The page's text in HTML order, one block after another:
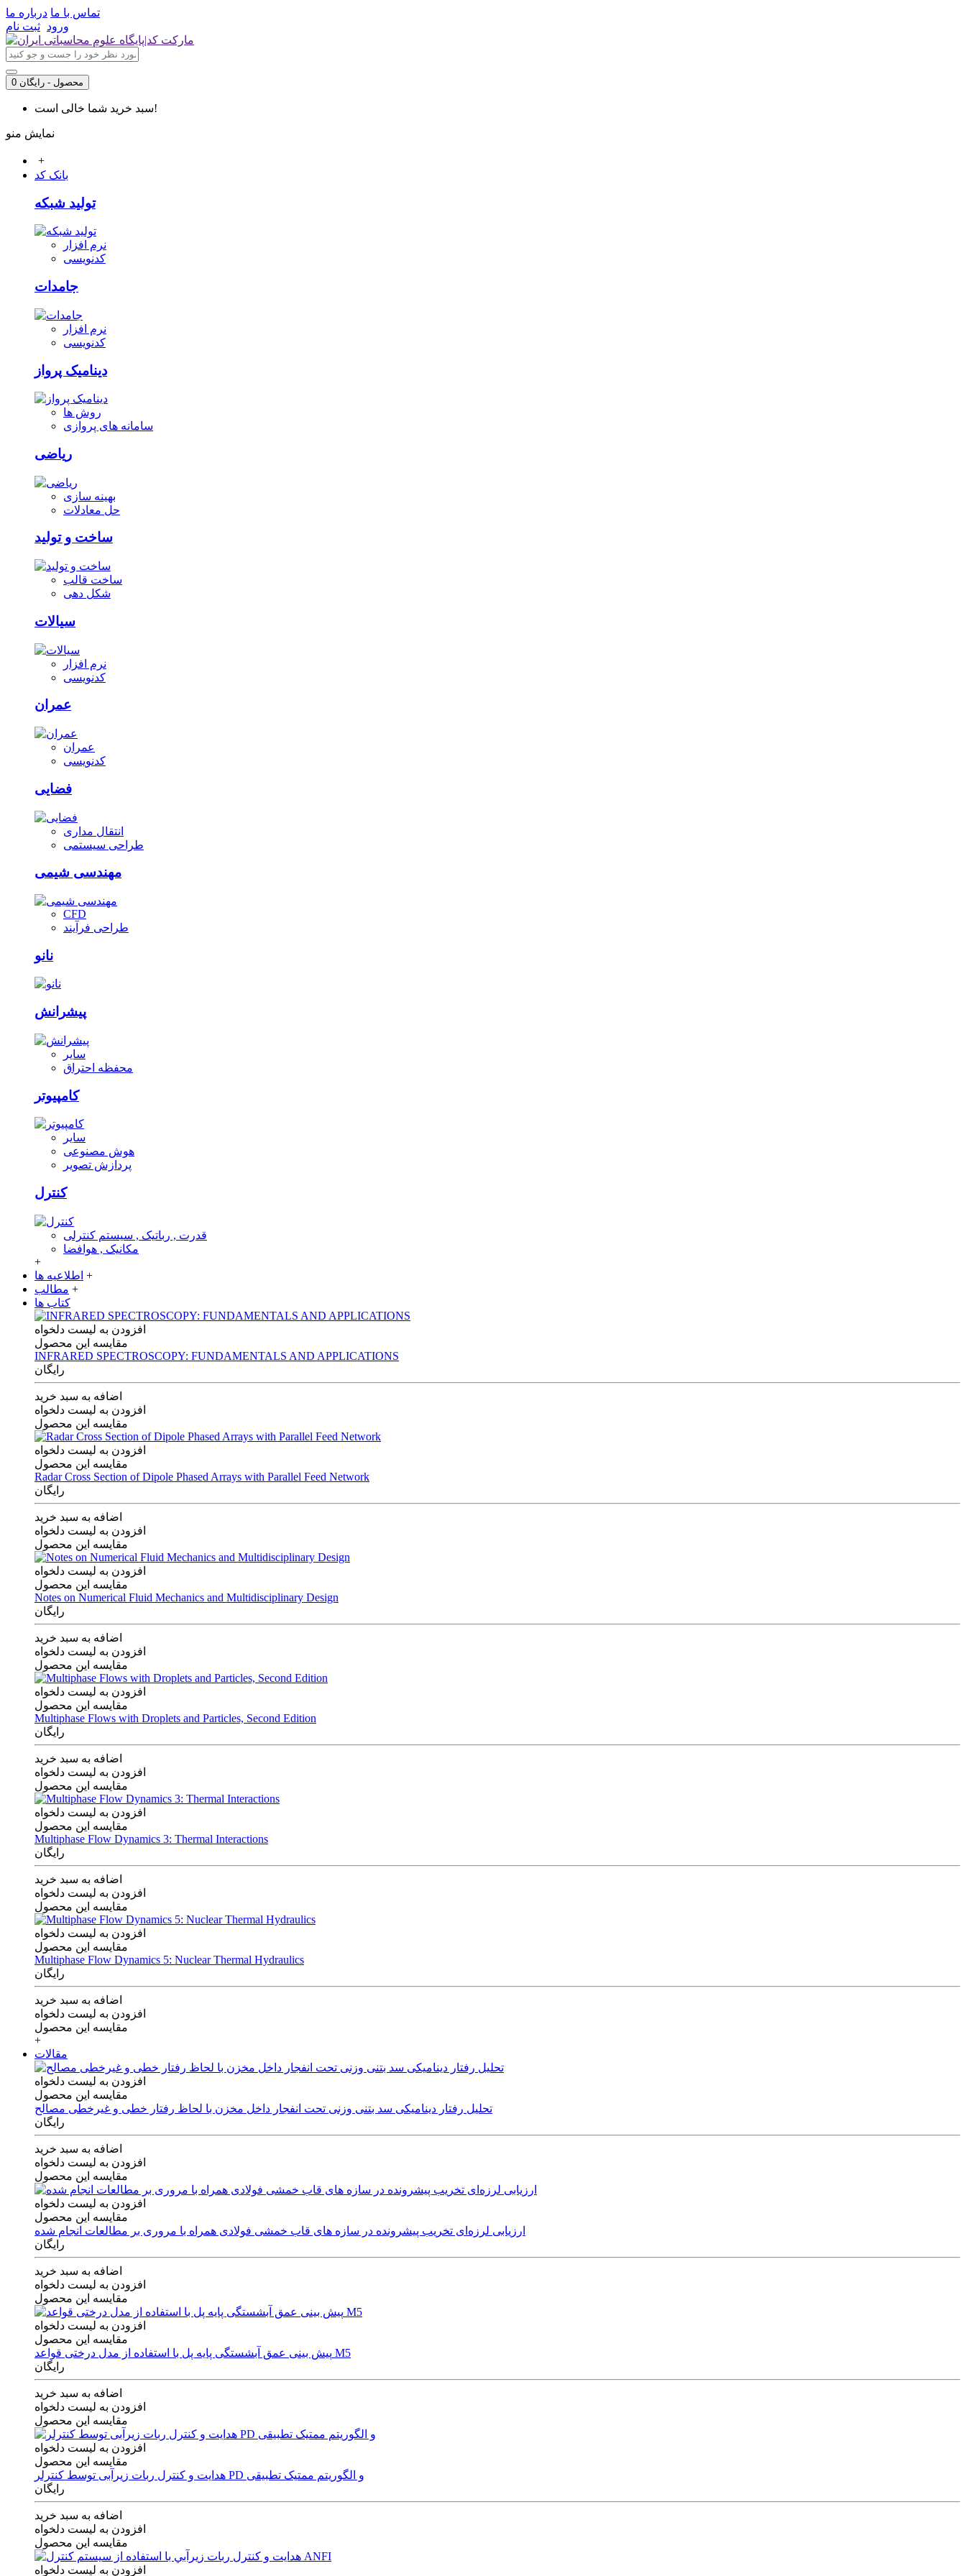
تماس با ما درباره ما
ورود ثبت نام
0 محصول - رایگان
سبد خرید شما خالی است!
نمایش منو
+
بانک کد
تولید شبکه
نرم افزار
کدنویسی
جامدات
نرم افزار
کدنویسی
دینامیک پرواز
روش ها
سامانه های پروازی
ریاضی
بهینه سازی
حل معادلات
ساخت و تولید
ساخت قالب
شکل دهی
سیالات
نرم افزار
کدنویسی
عمران
عمران
کدنویسی
فضایی
انتقال مداری
طراحی سیستمی
مهندسی شیمی
CFD
طراحی فرآیند
نانو
پیشرانش
سایر
محفظه احتراق
کامپیوتر
سایر
هوش مصنوعی
پردازش تصویر
کنترل
قدرت , رباتیک , سیستم کنترلی
مکانیک , هوافضا
+
اطلاعیه ها +
مطالب +
کتاب ها
افزودن به لیست دلخواه
مقایسه این محصول
INFRARED SPECTROSCOPY: FUNDAMENTALS AND APPLICATIONS
رایگان
اضافه به سبد خرید
افزودن به لیست دلخواه
مقایسه این محصول
افزودن به لیست دلخواه
مقایسه این محصول
Radar Cross Section of Dipole Phased Arrays with Parallel Feed Network
رایگان
اضافه به سبد خرید
افزودن به لیست دلخواه
مقایسه این محصول
افزودن به لیست دلخواه
مقایسه این محصول
Notes on Numerical Fluid Mechanics and Multidisciplinary Design
رایگان
اضافه به سبد خرید
افزودن به لیست دلخواه
مقایسه این محصول
افزودن به لیست دلخواه
مقایسه این محصول
Multiphase Flows with Droplets and Particles, Second Edition
رایگان
اضافه به سبد خرید
افزودن به لیست دلخواه
مقایسه این محصول
افزودن به لیست دلخواه
مقایسه این محصول
Multiphase Flow Dynamics 3: Thermal Interactions
رایگان
اضافه به سبد خرید
افزودن به لیست دلخواه
مقایسه این محصول
افزودن به لیست دلخواه
مقایسه این محصول
Multiphase Flow Dynamics 5: Nuclear Thermal Hydraulics
رایگان
اضافه به سبد خرید
افزودن به لیست دلخواه
مقایسه این محصول
+
مقالات
افزودن به لیست دلخواه
مقایسه این محصول
تحلیل رفتار دینامیکی سد بتنی وزنی تحت انفجار داخل مخزن با لحاظ رفتار خطی و غیرخطی مصالح
رایگان
اضافه به سبد خرید
افزودن به لیست دلخواه
مقایسه این محصول
افزودن به لیست دلخواه
مقایسه این محصول
ارزیابی لرزه‌ای تخریب پیشرونده در سازه های قاب خمشی فولادی همراه با مروری بر مطالعات انجام شده
رایگان
اضافه به سبد خرید
افزودن به لیست دلخواه
مقایسه این محصول
افزودن به لیست دلخواه
مقایسه این محصول
پیش بینی عمق آبشستگی پایه پل با استفاده از مدل درختی قواعد M5
رایگان
اضافه به سبد خرید
افزودن به لیست دلخواه
مقایسه این محصول
افزودن به لیست دلخواه
مقایسه این محصول
هدایت و کنترل ربات زیرآبی توسط کنترلر PD و الگوریتم ممتیک تطبیقی
رایگان
اضافه به سبد خرید
افزودن به لیست دلخواه
مقایسه این محصول
افزودن به لیست دلخواه